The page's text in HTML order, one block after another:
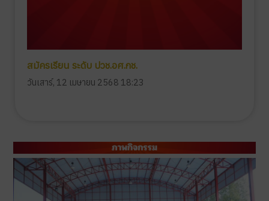
สมัครเรียน ระดับ ปวช.อศ.กช.
วันเสาร์, 12 เมษายน 2568 18:23